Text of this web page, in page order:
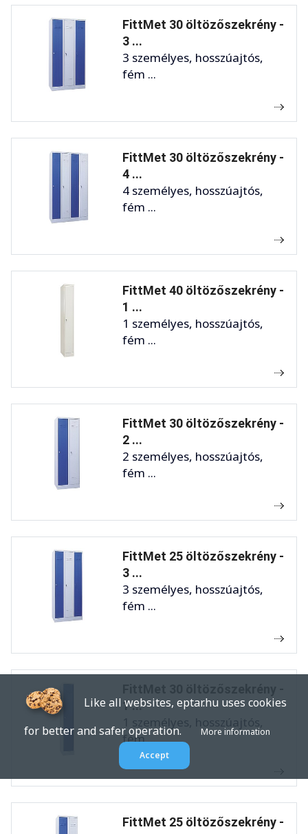
FittMet 30 öltözőszekrény -
3 ...
3 személyes, hosszúajtós,
fém ...
FittMet 30 öltözőszekrény -
4 ...
4 személyes, hosszúajtós,
fém ...
FittMet 40 öltözőszekrény -
1 ...
1 személyes, hosszúajtós,
fém ...
FittMet 30 öltözőszekrény -
2 ...
2 személyes, hosszúajtós,
fém ...
FittMet 25 öltözőszekrény -
3 ...
3 személyes, hosszúajtós,
fém ...
1 ...
1 személyes, hosszúajtós,
fém ...
FittMet 25 öltözőszekrény -
Like all websites, eptar.hu uses cookies
for better and safer operation.More information
Accept